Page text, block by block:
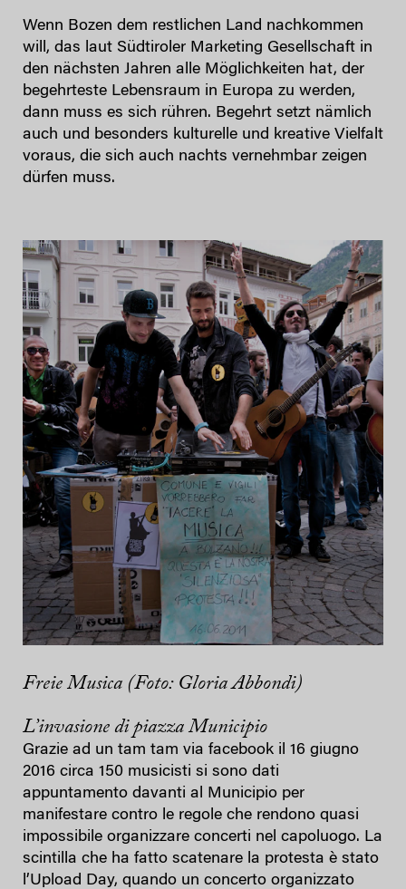
Wenn Bozen dem restlichen Land nachkommen
will, das laut Südtiroler Marketing Gesellschaft in
den nächsten Jahren alle Möglichkeiten hat, der
begehrteste Lebensraum in Europa zu werden,
dann muss es sich rühren. Begehrt setzt nämlich
auch und besonders kulturelle und kreative Vielfalt
voraus, die sich auch nachts vernehmbar zeigen
dürfen muss.
Freie Musica (Foto: Gloria Abbondi)
L’invasione di piazza Municipio
Grazie ad un tam tam via facebook il 16 giugno
2016 circa 150 musicisti si sono dati
appuntamento davanti al Municipio per
manifestare contro le regole che rendono quasi
impossibile organizzare concerti nel capoluogo. La
scintilla che ha fatto scatenare la protesta è stato
l’Upload Day, quando un concerto organizzato